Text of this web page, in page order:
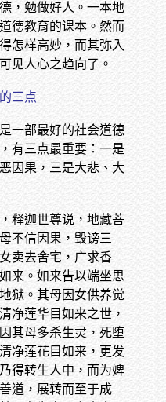
，勉做好人。一本地
德教育的课本。然而
怎样高妙，而其弥入
见人心之趋向了。
三点
一部最好的社会道德
有三点最重要：一是
因果，三是大悲、大
释迦世尊说，地藏菩
不信因果，毁谤三
卖去舍宅，广求香
来。如来告以端坐思
狱。其母因女供养觉
净莲华目如来之世，
其母多杀生灵，死堕
净莲花目如来，更发
得转生人中，而为婢
道，展转而至于成